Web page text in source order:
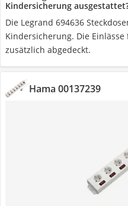
Kindersicherung
Die Legrand 694636
Kindersicherung. Die
zusätzlich abgedeckt.
Hama 00137239